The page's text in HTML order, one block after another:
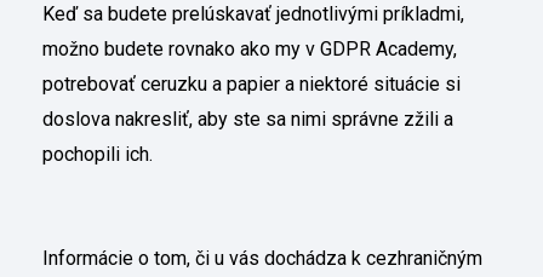
Keď sa budete prelúskavať jednotlivými príkladmi,
možno budete rovnako ako my v GDPR Academy,
potrebovať ceruzku a papier a niektoré situácie si
doslova nakresliť, aby ste sa nimi správne zžili a
pochopili ich.
Informácie o tom, či u vás dochádza k cezhraničným